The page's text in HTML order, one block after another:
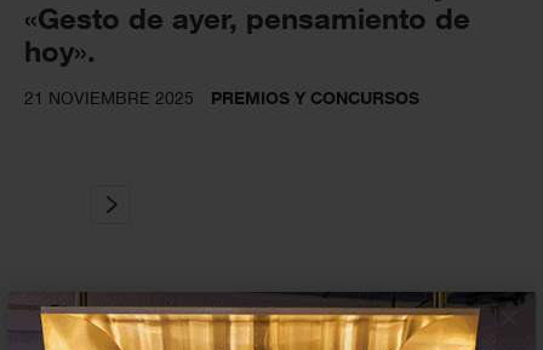
×
«Gesto de ayer, pensamiento de
hoy».
21 NOVIEMBRE 2025 PREMIOS Y CONCURSOS